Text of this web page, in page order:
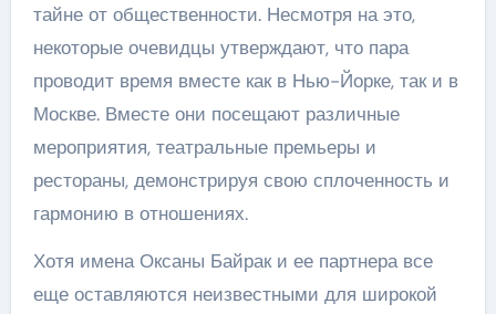
тайне от общественности. Несмотря на это,
некоторые очевидцы утверждают, что пара
проводит время вместе как в Нью-Йорке, так и в
Москве. Вместе они посещают различные
мероприятия, театральные премьеры и
рестораны, демонстрируя свою сплоченность и
гармонию в отношениях.
Хотя имена Оксаны Байрак и ее партнера все
еще оставляются неизвестными для широкой